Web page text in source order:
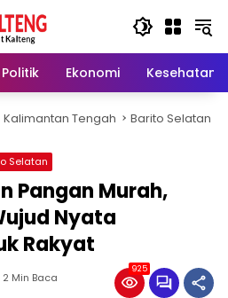
Politik Ekonomi Kesehatan
Kalimantan Tengah
Barito Selatan
Selatan
Pangan Murah,
Nyata
Rakyat
2 Min Baca
925